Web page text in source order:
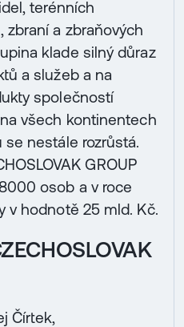
terénních
a zbraňových
klade silný důraz
a služeb a na
společností
všech kontinentech
nestále rozrůstá.
GROUP
osob a v roce
v hodnotě 25 mld. Kč.
Čírtek,